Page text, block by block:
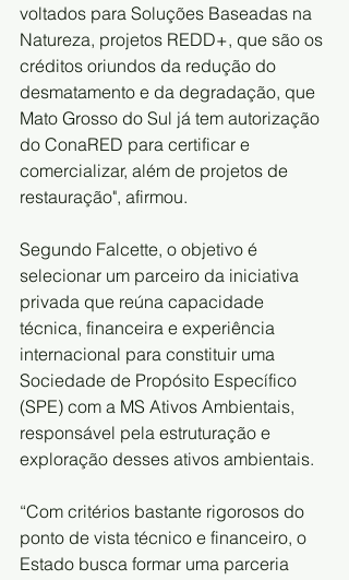
voltados para Soluções Baseadas na
Natureza, projetos REDD+, que são os
créditos oriundos da redução do
desmatamento e da degradação, que
Mato Grosso do Sul já tem autorização
do ConaRED para certificar e
comercializar, além de projetos de
restauração", afirmou.
Segundo Falcette, o objetivo é
selecionar um parceiro da iniciativa
privada que reúna capacidade
técnica, financeira e experiência
internacional para constituir uma
Sociedade de Propósito Específico
(SPE) com a MS Ativos Ambientais,
responsável pela estruturação e
exploração desses ativos ambientais.
“Com critérios bastante rigorosos do
ponto de vista técnico e financeiro, o
Estado busca formar uma parceria